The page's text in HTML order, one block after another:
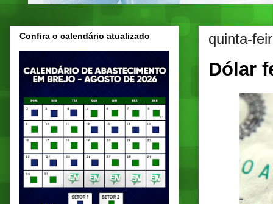
quinta-
Dólar
Confira o calendário atualizado